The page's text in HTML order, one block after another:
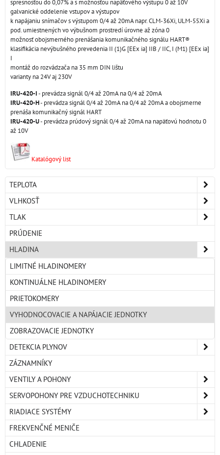
spresnosťou do 0,07% a s možnosťou napäťového výstupu 0 až 10V
galvanické oddelenie vstupov a výstupov
k napájaniu snímačov s výstupom 0/4 až 20mA napr. CLM-36Xi, ULM-55Xi a
pod. umiestnených vo výbušnom prostredí úrovne až zóna 0
možnosť obojsmerného prenášania komunikačného signálu HART®
klasifikácia nevýbušného prevedenia II (1)G [EEx ia] IIB / IIC, I (M1) [EEx ia]
I
montáž do rozvádzača na 35 mm DIN lištu
varianty na 24V aj 230V
IRU-420-I- prevádza signál 0/4 až 20mA na 0/4 až 20mA
IRU-420-H- prevádza signál 0/4 až 20mA na 0/4 až 20mA a obojsmerne
prenáša komunikačný signál HART
IRU-420-U- prevádza prúdový signál 0/4 až 20mA na napäťovú hodnotu 0
až 10V
Katalógový list
TEPLOTA
VLHKOSŤ
TLAK
PRÚDENIE
HLADINA
LIMITNÉ HLADINOMERY
KONTINUÁLNE HLADINOMERY
PRIETOKOMERY
VYHODNOCOVACIE A NAPÁJACIE JEDNOTKY
ZOBRAZOVACIE JEDNOTKY
DETEKCIA PLYNOV
ZÁZNAMNÍKY
VENTILY A POHONY
SERVOPOHONY PRE VZDUCHOTECHNIKU
RIADIACE SYSTÉMY
FREKVENČNÉ MENIČE
CHLADENIE